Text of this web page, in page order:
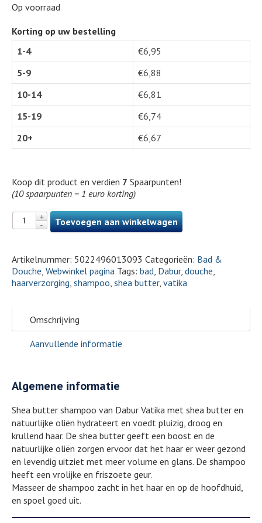
Op voorraad
Korting op uw bestelling
1-4
€6,95
5-9
€6,88
10-14
€6,81
15-19
€6,74
20+
€6,67
Koop dit product en verdien 7 Spaarpunten!
(10 spaarpunten = 1 euro korting)
Toevoegen aan winkelwagen
Artikelnummer: 5022496013093 Categorieën: Bad &
Douche Webwinkel pagina Tags: bad Dabur, douche
haarverzorging shampoo shea butter, vatika
Omschrijving
Aanvullende informatie
Algemene informatie
Shea butter shampoo van Dabur Vatika met shea butter en
natuurlijke oliën hydrateert en voedt pluizig, droog en
krullend haar. De shea butter geeft een boost en de
natuurlijke oliën zorgen ervoor dat het haar er weer gezond
en levendig uitziet met meer volume en glans. De shampoo
heeft een vrolijke en friszoete geur.
Masseer de shampoo zacht in het haar en op de hoofdhuid,
en spoel goed uit.